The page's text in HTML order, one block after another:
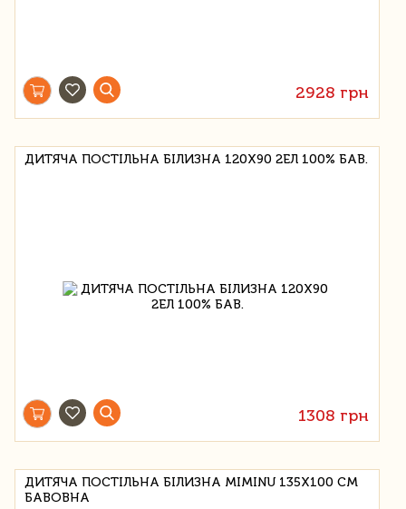
2928 грн
ДИТЯЧА ПОСТІЛЬНА БІЛИЗНА 120Х90 2ЕЛ 100% БАВ.
1308 грн
ДИТЯЧА ПОСТІЛЬНА БІЛИЗНА MIMINU 135Х100 СМ
БАВОВНА